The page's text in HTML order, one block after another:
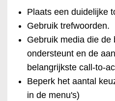
Plaats een duidelijke
Gebruik trefwoorden.
Gebruik media die de
ondersteunt en de
belangrijkste call-to-
Beperk het aantal
in de menu's)